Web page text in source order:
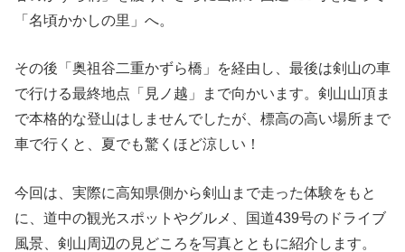
「名頃かかしの里」へ。
その後「奥祖谷二重かずら橋」を経由し、最後は剣山の車
で行ける最終地点「見ノ越」まで向かいます。剣山山頂ま
で本格的な登山はしませんでしたが、標高の高い場所まで
車で行くと、夏でも驚くほど涼しい！
今回は、実際に高知県側から剣山まで走った体験をもと
に、道中の観光スポットやグルメ、国道439号のドライブ
風景、剣山周辺の見どころを写真とともに紹介します。